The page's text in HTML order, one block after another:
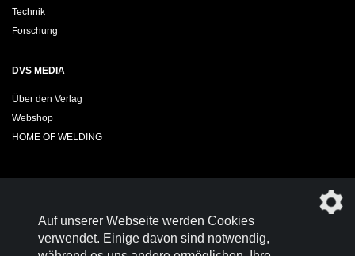
Technik
Forschung
DVS MEDIA
Über den Verlag
Webshop
HOME OF WELDING
Werden SieMitglied im DVS!
Auf unserer Webseite werden Cookies
verwendet. Einige davon sind notwendig,